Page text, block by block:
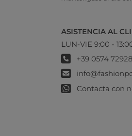
ASISTENCIA AL
LUN-VIE 9:00 -
+39 0574
Contacta con